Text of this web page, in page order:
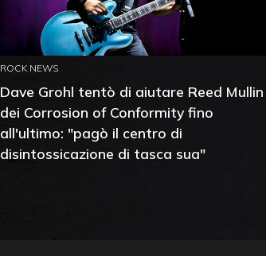
ROCK NEWS
Dave Grohl tentò di aiutare Reed Mullin
dei Corrosion of Conformity fino
all'ultimo: "pagò il centro di
disintossicazione di tasca sua"